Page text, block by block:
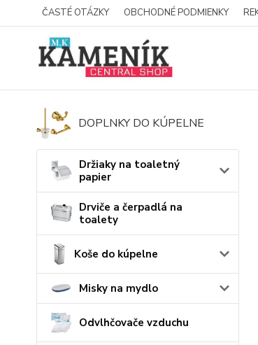
ČASTÉ OTÁZKY OBCHODNÉ PODMIENKY
DOPLNKY DO KÚPELNE
Držiaky na toaletný
papier
Drviče a čerpadlá na
toalety
Koše do kúpelne
Misky na mydlo
Odvlhčovače vzduchu